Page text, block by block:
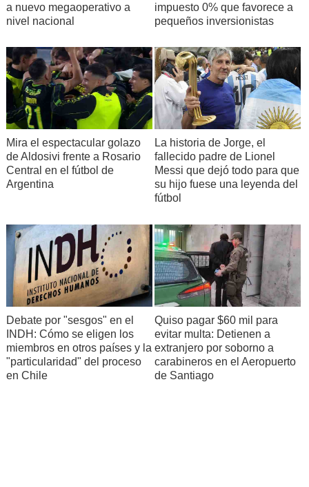
a nuevo megaoperativo a
nivel nacional
impuesto 0% que favorece a
pequeños inversionistas
Mira el espectacular golazo
de Aldosivi frente a Rosario
Central en el fútbol de
Argentina
La historia de Jorge, el
fallecido padre de Lionel
Messi que dejó todo para que
su hijo fuese una leyenda del
fútbol
Debate por "sesgos" en el
INDH: Cómo se eligen los
miembros en otros países y la
"particularidad" del proceso
en Chile
Quiso pagar $60 mil para
evitar multa: Detienen a
extranjero por soborno a
carabineros en el Aeropuerto
de Santiago